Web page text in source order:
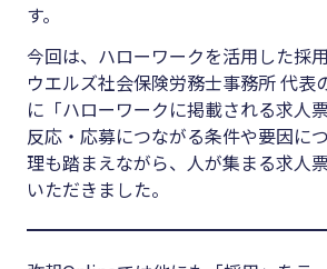
無料で会計
す。
今回は、ハローワークを活用した採
ウエルズ社会保険労務士事務所 代表
に「ハローワークに掲載される求人
反応・応募につながる条件や要因に
理も踏まえながら、人が集まる求人
いただきました。